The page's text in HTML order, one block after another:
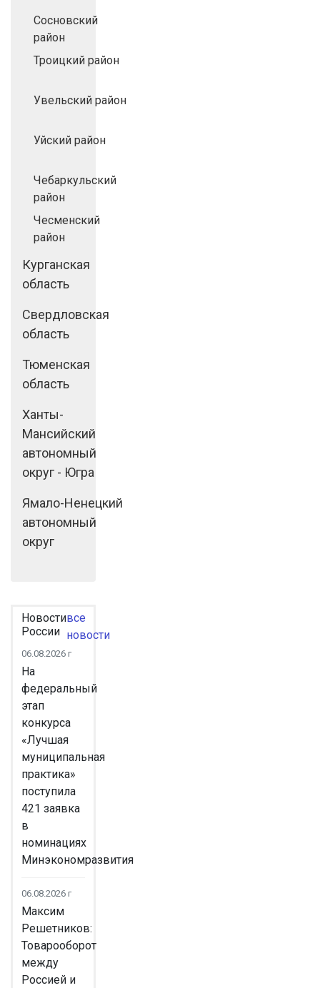
Сосновский
район
Троицкий район
Увельский район
Уйский район
Чебаркульский
район
Чесменский
район
Курганская
область
Свердловская
область
Тюменская
область
Ханты-
Мансийский
автономный
округ - Югра
Ямало-Ненецкий
автономный
округ
Новости
России
все
новости
06.08.2026 г
На
федеральный
этап
конкурса
«Лучшая
муниципальная
практика»
поступила
421 заявка
в
номинациях
Минэкономразвития
06.08.2026 г
Максим
Решетников:
Товарооборот
между
Россией и